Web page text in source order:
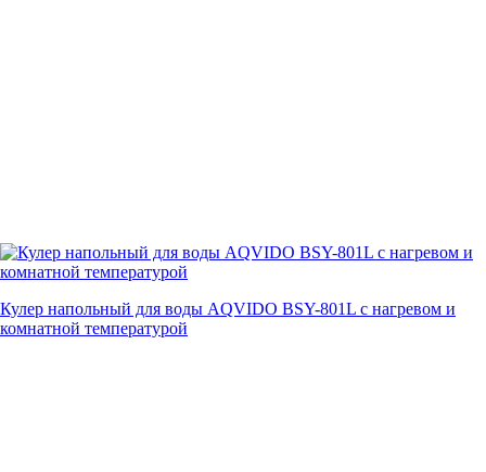
Кулер напольный для воды AQVIDO BSY-801L с нагревом и
комнатной температурой